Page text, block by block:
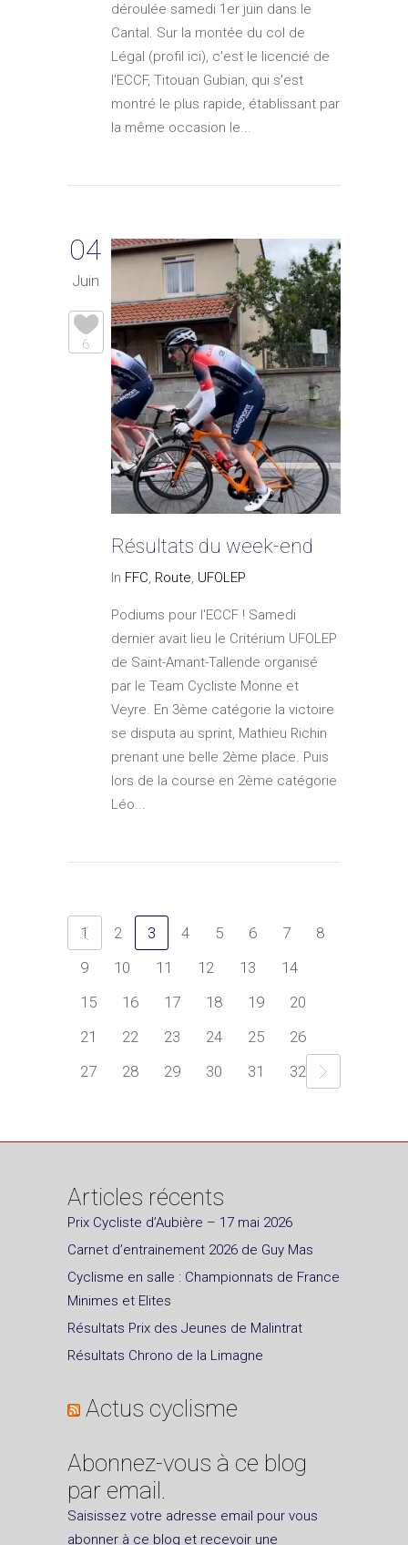
déroulée samedi 1er juin dans le
Cantal. Sur la montée du col de
Légal (profil ici), c'est le licencié de
l'ECCF, Titouan Gubian, qui s'est
montré le plus rapide, établissant par
la même occasion le...
04
Juin
6
Résultats du week-end
In FFC Route UFOLEP
Podiums pour l'ECCF ! Samedi
dernier avait lieu le Critérium UFOLEP
de Saint-Amant-Tallende organisé
par le Team Cycliste Monne et
Veyre. En 3ème catégorie la victoire
se disputa au sprint, Mathieu Richin
prenant une belle 2ème place. Puis
lors de la course en 2ème catégorie
Léo...
1 2 3 4 5 6 7
8
9
10 11 12 13
14
15
16 17 18 19
20
21
22 23 24 25
26
27
28 29 30 31 32
Articles récents
Prix Cycliste d’Aubière – 17 mai 2026
Carnet d’entrainement 2026 de Guy Mas
Cyclisme en salle : Championnats de France
Minimes et Elites
Résultats Prix des Jeunes de Malintrat
Résultats Chrono de la Limagne
Actus cyclisme
Abonnez-vous à ce blog
par email.
Saisissez votre adresse email pour vous
abonner à ce blog et recevoir une